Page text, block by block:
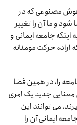
هوش مصنوعی که در
و ما آن را تغییر
جامعه ایمانی و
اراده حرکت مومنانه
را، در همین فضا
معنایی جدید یک امری
می توانند این
ایمانی آن را